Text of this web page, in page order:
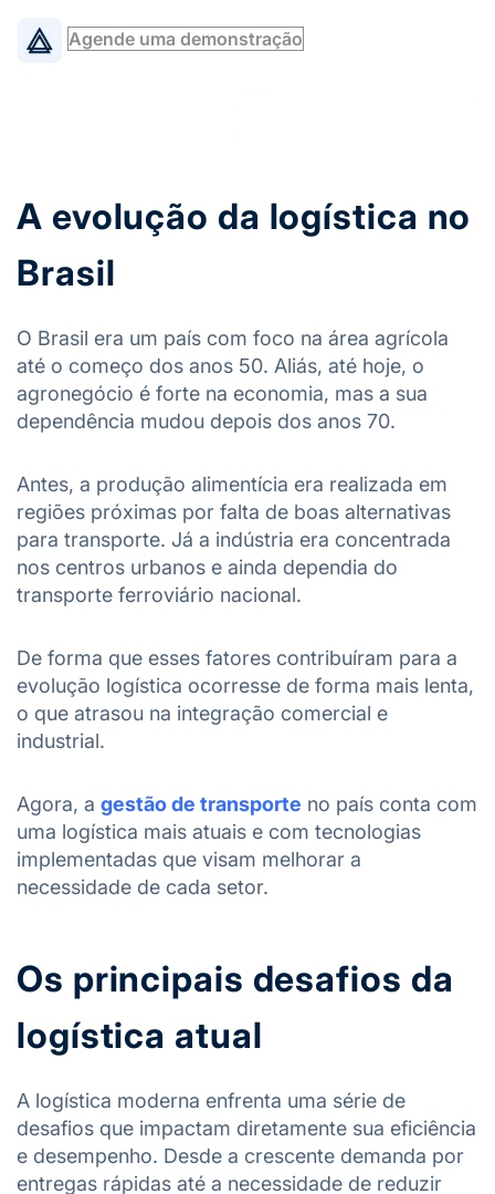
Agende uma demonstração
A evolução da logística no
Brasil
O Brasil era um país com foco na área agrícola
até o começo dos anos 50. Aliás, até hoje, o
agronegócio é forte na economia, mas a sua
dependência mudou depois dos anos 70.
Antes, a produção alimentícia era realizada em
regiões próximas por falta de boas alternativas
para transporte. Já a indústria era concentrada
nos centros urbanos e ainda dependia do
transporte ferroviário nacional.
De forma que esses fatores contribuíram para a
evolução logística ocorresse de forma mais lenta,
o que atrasou na integração comercial e
industrial.
Agora, a gestão de transporte no país conta com
uma logística mais atuais e com tecnologias
implementadas que visam melhorar a
necessidade de cada setor.
Os principais desafios da
logística atual
A logística moderna enfrenta uma série de
desafios que impactam diretamente sua eficiência
e desempenho. Desde a crescente demanda por
entregas rápidas até a necessidade de reduzir